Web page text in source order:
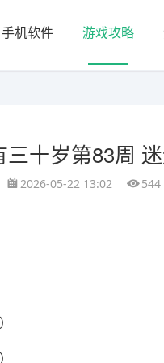
手机软件 游戏攻略
十岁第83周
2026-05-22 13:02 544